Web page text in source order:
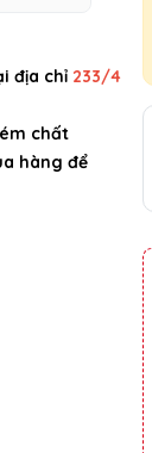
địa chỉ 233/4
chất
hàng để